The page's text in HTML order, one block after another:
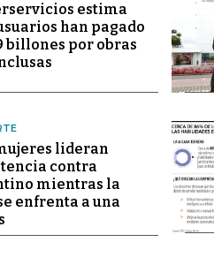
estima
han pagado
billones por obras
lideran
contra
mientras la
enfrenta a una